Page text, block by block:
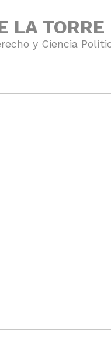
LA
y Ciencia